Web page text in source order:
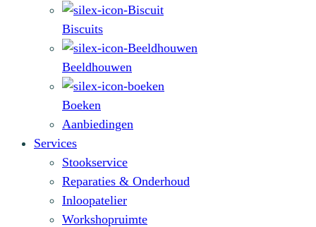
Biscuits
Beeldhouwen
Boeken
Aanbiedingen
Services
Stookservice
Reparaties & Onderhoud
Inloopatelier
Workshopruimte